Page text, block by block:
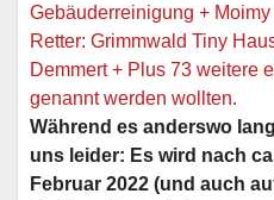
Gebäuderreinigung +
Retter: Grimmwald Tiny
Demmert + Plus 73 weitere
genannt werden wollten.
Während es anderswo
uns leider: Es wird nach
Februar 2022 (und auch